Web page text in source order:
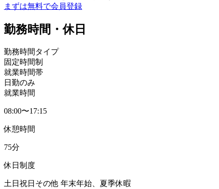
まずは無料で会員登録
勤務時間・休日
勤務時間タイプ
固定時間制
就業時間帯
日勤のみ
就業時間
08:00〜17:15
休憩時間
75分
休日制度
土日祝日その他 年末年始、夏季休暇